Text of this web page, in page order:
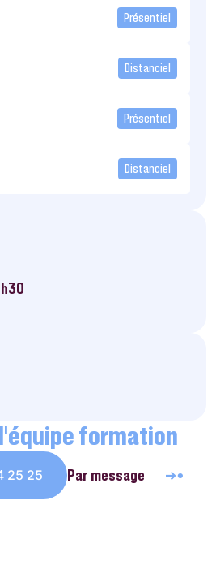
Présentiel
Distanciel
Présentiel
Distanciel
l’équipe formation
25 25 Par message